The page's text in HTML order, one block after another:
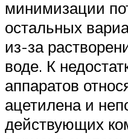
минимизации
остальных
из-за
воде. К
аппаратов
ацетилена и
действующих